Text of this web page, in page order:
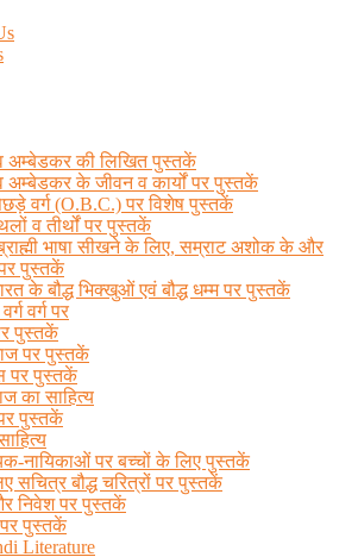
अम्बेडकर की लिखित पुस्तकें
अम्बेडकर के जीवन व कार्यों पर पुस्तकें
वर्ग (O.B.C.) पर विशेष पुस्तकें
व तीर्थों पर पुस्तकें
भाषा सीखने के लिए, सम्राट अशोक के और
पुस्तकें
के बौद्ध भिक्खुओं एवं बौद्ध धम्म पर पुस्तकें
वर्ग पर
पुस्तकें
पर पुस्तकें
पर पुस्तकें
का साहित्य
पुस्तकें
नायिकाओं पर बच्चों के लिए पुस्तकें
सचित्र बौद्ध चरित्रों पर पुस्तकें
निवेश पर पुस्तकें
पुस्तकें
Literature